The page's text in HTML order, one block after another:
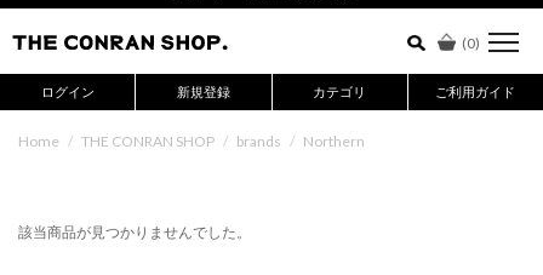
(0)
ログイン 新規登録 カテゴリ ご利用ガイド
Home / THE CONRAN SHOP / brands / Northern
該当商品が見つかりませんでした。